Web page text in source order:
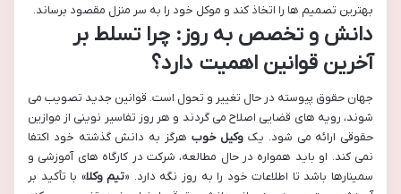
بهترین تصمیم ها را اتخاذ کند و موکل خود را به سر منزل مقصود برساند.
دانش و تخصص به روز: چرا تسلط بر
آخرین قوانین اهمیت دارد؟
جهان حقوق پیوسته در حال تغییر و تحول است. قوانین جدید تصویب می
شوند، رویه های قضایی اصلاح می گردند و هر روز تفاسیر نوینی از موازین
حقوقی ارائه می شود. یک وکیل خوب هرگز به دانش گذشته خود اکتفا
نمی کند. او باید همواره در حال مطالعه، شرکت در کارگاه های آموزشی و
سمینارها باشد تا اطلاعات خود را به روز نگه دارد. «تیم وکلا» با تأکید بر